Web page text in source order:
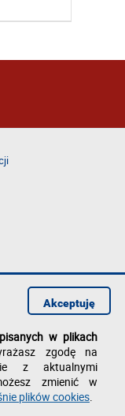
w plikach
zgodę na
z aktualnymi
zmienić w
plików cookies.
Akceptuję